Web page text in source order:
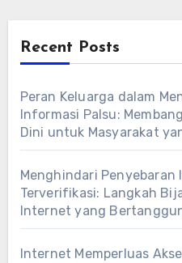
Recent Posts
Peran Keluarga dalam
Informasi Palsu:
Dini untuk Masyarakat
Menghindari
Terverifikasi: Langkah
Internet yang
Internet Memperluas